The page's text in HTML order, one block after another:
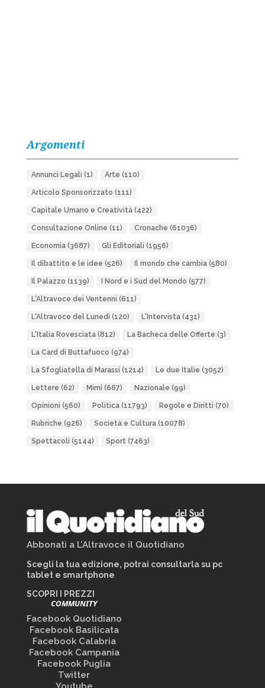
Argomenti
Annunci Legali (1) Arte (110)
Articolo Sponsorizzato (111)
Capitale Umano e Creatività(422)
Consultazione Online (11) Cronache (61036)
Economia(3687) Gli Editoriali (1956)
Il dibattito e le idee (526) Il mondo che cambia(580)
Il Palazzo (1139) I Nord e i Sud del Mondo (577)
L'Altravoce dei Ventenni (611)
L'Altravoce del Lunedì (120) L'Intervista(431)
L'Italia Rovesciata(812) La Bacheca delle Offerte (3)
La Card di Buttafuoco (974)
La Sfogliatella di Marassi (1214) Le due Italie (3052)
Lettere (62) Mimì (667) Nazionale (99)
Opinioni (560) Politica(11793) Regole e Diritti (70)
Rubriche (926) Società e Cultura(10078)
Spettacoli (5144) Sport(7463)
Abbonati a L’Altravoce il Quotidiano
Scegli la tua edizione, potrai consultarla su pc
tablet e smartphone
SCOPRI I PREZZI
COMMUNITY
Facebook Quotidiano
Facebook Basilicata
Facebook Calabria
Facebook Campania
Facebook Puglia
Twitter